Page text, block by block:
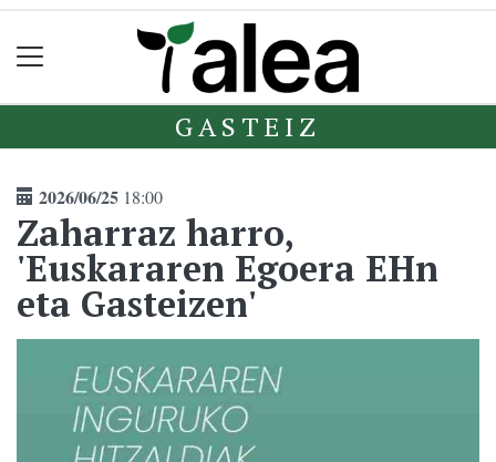
GASTEIZ
2026/06/25 18:00
Zaharraz harro,
'Euskararen Egoera EHn
eta Gasteizen'